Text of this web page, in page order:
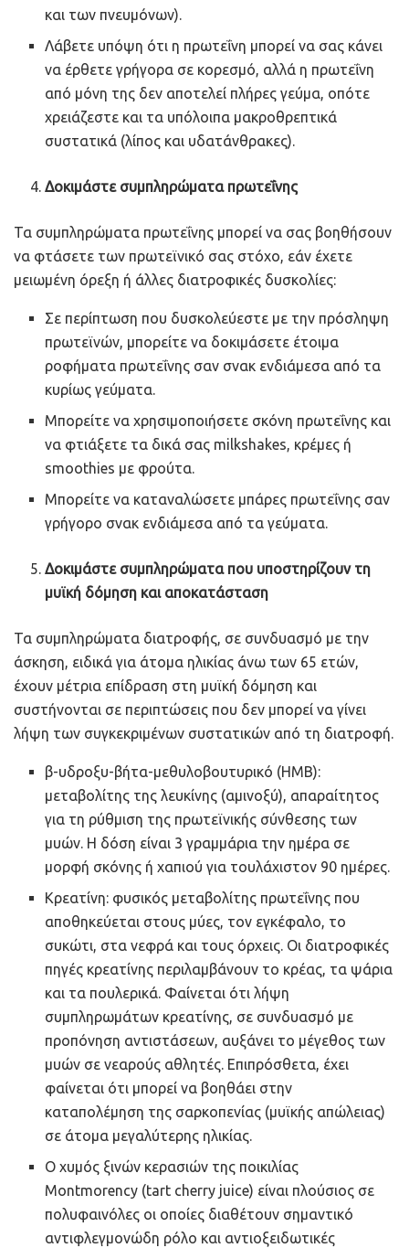
και των πνευμόνων).
Λάβετε υπόψη ότι η πρωτεΐνη μπορεί να σας κάνει
να έρθετε γρήγορα σε κορεσμό, αλλά η πρωτεΐνη
από μόνη της δεν αποτελεί πλήρες γεύμα, οπότε
χρειάζεστε και τα υπόλοιπα μακροθρεπτικά
συστατικά (λίπος και υδατάνθρακες).
Δοκιμάστε συμπληρώματα πρωτεΐνης
Τα συμπληρώματα πρωτεΐνης μπορεί να σας βοηθήσουν
να φτάσετε των πρωτεϊνικό σας στόχο, εάν έχετε
μειωμένη όρεξη ή άλλες διατροφικές δυσκολίες:
Σε περίπτωση που δυσκολεύεστε με την πρόσληψη
πρωτεϊνών, μπορείτε να δοκιμάσετε έτοιμα
ροφήματα πρωτεΐνης σαν σνακ ενδιάμεσα από τα
κυρίως γεύματα.
Μπορείτε να χρησιμοποιήσετε σκόνη πρωτεΐνης και
να φτιάξετε τα δικά σας milkshakes, κρέμες ή
smoothies με φρούτα.
Μπορείτε να καταναλώσετε μπάρες πρωτεΐνης σαν
γρήγορο σνακ ενδιάμεσα από τα γεύματα.
Δοκιμάστε συμπληρώματα που υποστηρίζουν τη
μυϊκή δόμηση και αποκατάσταση
Τα συμπληρώματα διατροφής, σε συνδυασμό με την
άσκηση, ειδικά για άτομα ηλικίας άνω των 65 ετών,
έχουν μέτρια επίδραση στη μυϊκή δόμηση και
συστήνονται σε περιπτώσεις που δεν μπορεί να γίνει
λήψη των συγκεκριμένων συστατικών από τη διατροφή.
β-υδροξυ-βήτα-μεθυλοβουτυρικό (ΗΜΒ):
μεταβολίτης της λευκίνης (αμινοξύ), απαραίτητος
για τη ρύθμιση της πρωτεϊνικής σύνθεσης των
μυών. Η δόση είναι 3 γραμμάρια την ημέρα σε
μορφή σκόνης ή χαπιού για τουλάχιστον 90 ημέρες.
Κρεατίνη: φυσικός μεταβολίτης πρωτεΐνης που
αποθηκεύεται στους μύες, τον εγκέφαλο, το
συκώτι, στα νεφρά και τους όρχεις. Οι διατροφικές
πηγές κρεατίνης περιλαμβάνουν το κρέας, τα ψάρια
και τα πουλερικά. Φαίνεται ότι λήψη
συμπληρωμάτων κρεατίνης, σε συνδυασμό με
προπόνηση αντιστάσεων, αυξάνει το μέγεθος των
μυών σε νεαρούς αθλητές. Επιπρόσθετα, έχει
φαίνεται ότι μπορεί να βοηθάει στην
καταπολέμηση της σαρκοπενίας (μυϊκής απώλειας)
σε άτομα μεγαλύτερης ηλικίας.
Ο χυμός ξινών κερασιών της ποικιλίας
Montmorency (tart cherry juice) είναι πλούσιος σε
πολυφαινόλες οι οποίες διαθέτουν σημαντικό
αντιφλεγμονώδη ρόλο και αντιοξειδωτικές